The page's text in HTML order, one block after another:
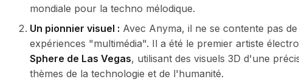
mondiale pour la techno mélodique.
Un pionnier visuel : Avec Anyma, il ne se contente pas
expériences "multimédia". Il a été le premier artiste
Sphere de Las Vegas, utilisant des visuels 3D d'une
thèmes de la technologie et de l'humanité.